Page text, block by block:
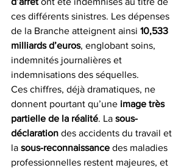
ces différents sinistres. Les dépenses
de la Branche atteignent ainsi 10,533
milliards d’euros, englobant soins,
indemnités journalières et
indemnisations des séquelles.
Ces chiffres, déjà dramatiques, ne
donnent pourtant qu’une image très
partielle de la réalité. La sous-
déclaration des accidents du travail et
la sous-reconnaissance des maladies
professionnelles restent majeures, et